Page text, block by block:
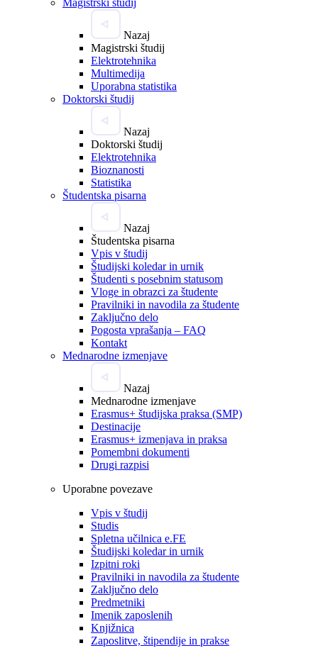
Magistrski študij
Nazaj
Magistrski študij
Elektrotehnika
Multimedija
Uporabna statistika
Doktorski študij
Nazaj
Doktorski študij
Elektrotehnika
Bioznanosti
Statistika
Študentska pisarna
Nazaj
Študentska pisarna
Vpis v študij
Študijski koledar in urnik
Študenti s posebnim statusom
Vloge in obrazci za študente
Pravilniki in navodila za študente
Zaključno delo
Pogosta vprašanja – FAQ
Kontakt
Mednarodne izmenjave
Nazaj
Mednarodne izmenjave
Erasmus+ študijska praksa (SMP)
Destinacije
Erasmus+ izmenjava in praksa
Pomembni dokumenti
Drugi razpisi
Uporabne povezave
Vpis v študij
Studis
Spletna učilnica e.FE
Študijski koledar in urnik
Izpitni roki
Pravilniki in navodila za študente
Zaključno delo
Predmetniki
Imenik zaposlenih
Knjižnica
Zaposlitve, štipendije in prakse